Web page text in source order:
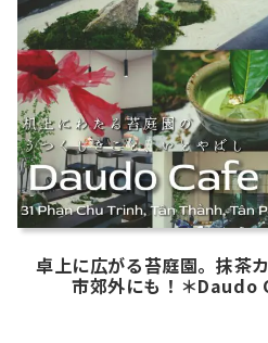
卓上に広がる苔庭園。抹茶
市郊外にも！＊Daudo